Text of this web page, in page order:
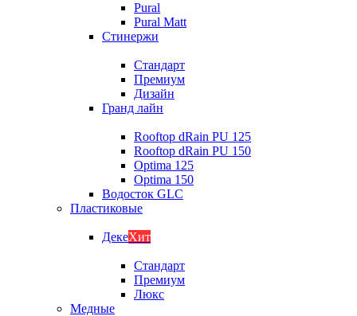
Pural
Pural Matt
Стинержи
Стандарт
Премиум
Дизайн
Гранд лайн
Rooftop dRain PU 125
Rooftop dRain PU 150
Optima 125
Optima 150
Водосток GLC
Пластиковые
ДекеХит
Стандарт
Премиум
Люкс
Медные